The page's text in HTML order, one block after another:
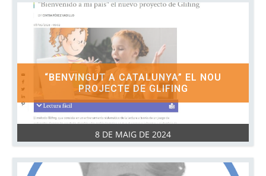
8 DE MAIG DE 2024
“BENVINGUT A CATALUNYA” EL NOU
PROJECTE DE GLIFING